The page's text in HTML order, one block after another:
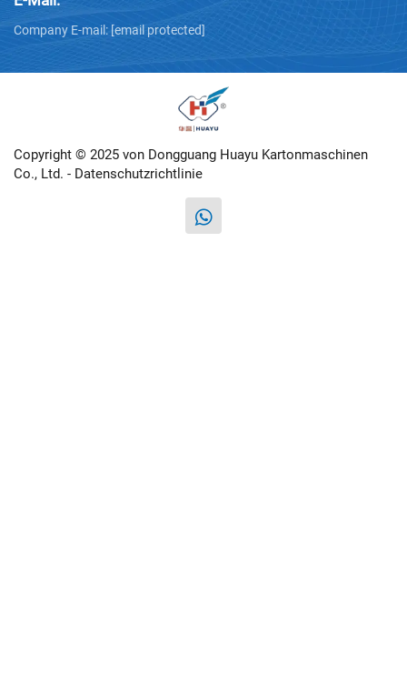
Company E-mail: [email protected]
Copyright © 2025 von Dongguang Huayu Kartonmaschinen
Co., Ltd. - Datenschutzrichtlinie